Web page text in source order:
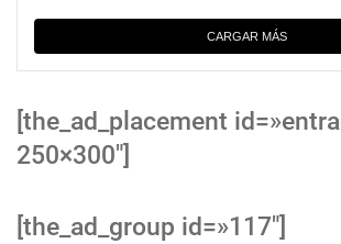
CARGAR MÁS
[the_ad_placement
250×300″]
[the_ad_group id=»117″]